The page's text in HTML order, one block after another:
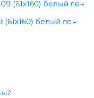
белый лён